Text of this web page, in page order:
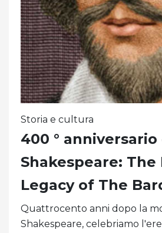
Storia e cultura
400 °
Shakespeare: The
Legacy of The
Quattrocento anni dopo la
Shakespeare, celebriamo